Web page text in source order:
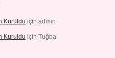
Kuruldu için admin
Kuruldu için Tuğba